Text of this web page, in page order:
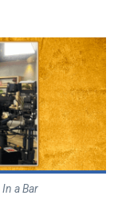
In a Bar